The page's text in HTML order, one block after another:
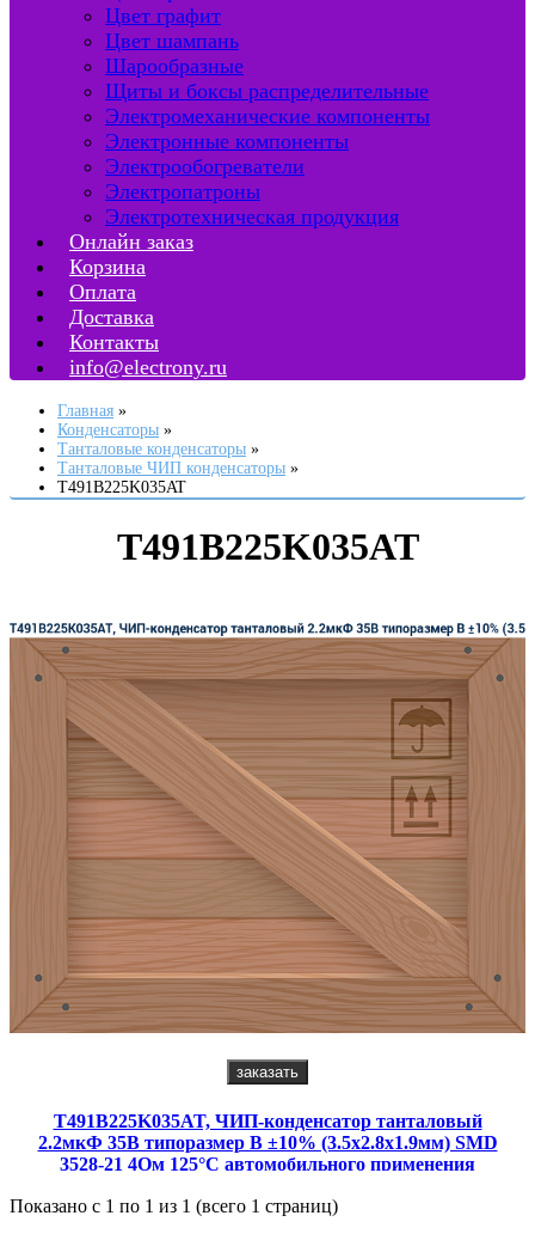
Цвет графит
Цвет шампань
Шарообразные
Щиты и боксы распределительные
Электромеханические компоненты
Электронные компоненты
Электрообогреватели
Электропатроны
Электротехническая продукция
Онлайн заказ
Корзина
Оплата
Доставка
Контакты
info@electrony.ru
Главная
Конденсаторы
Танталовые конденсаторы
Танталовые ЧИП конденсаторы
T491B225K035AT
T491B225K035AT
заказать
T491B225K035AT, ЧИП-конденсатор танталовый
2.2мкФ 35В типоразмер B ±10% (3.5х2.8х1.9мм) SMD
3528-21 4Ом 125°С автомобильного применения
Показано с 1 по 1 из 1 (всего 1 страниц)